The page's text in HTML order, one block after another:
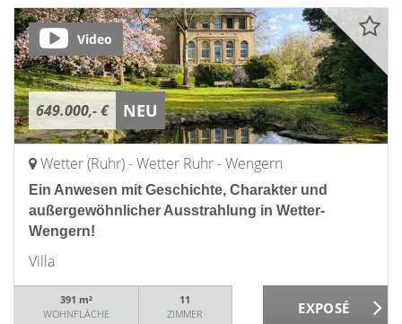
649.000,- € NEU
Video
Wetter (Ruhr) - Wetter Ruhr - Wengern
Ein Anwesen mit Geschichte, Charakter und
außergewöhnlicher Ausstrahlung in Wetter-
Wengern!
Villa
391 m²
WOHNFLÄCHE
11
ZIMMER